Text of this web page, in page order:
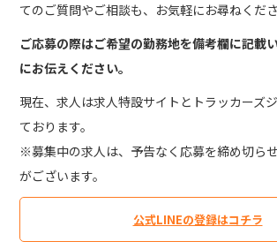
てのご質問やご相談も、お気軽にお尋ねくださ
ご応募の際はご希望の勤務地を備考欄に記載
にお伝えください。
現在、求人は求人特設サイトとトラッカーズ
ております。
※募集中の求人は、予告なく応募を締め切ら
がございます。
公式LINEの登録はコチラ